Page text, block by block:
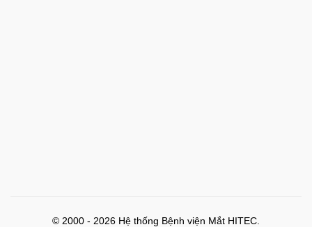
© 2000 - 2026 Hệ thống Bệnh viện Mắt HITEC.